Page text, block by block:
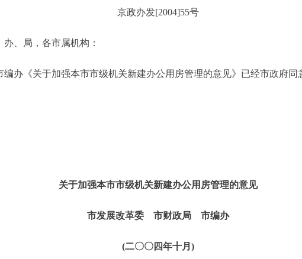
京政办发[2004]55号
、局，各市属机构：
《关于加强本市市级机关新建办公用房管理的意见》已经市政府同
关于加强本市市级机关新建办公用房管理的意见
市发展改革委 市财政局 市编办
(二〇〇四年十月)